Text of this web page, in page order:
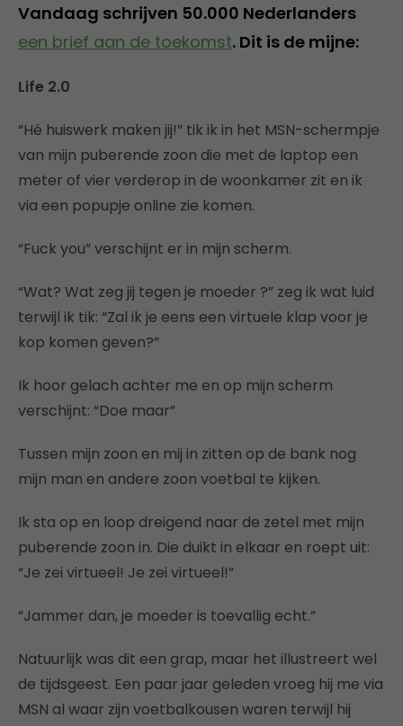
Vandaag schrijven 50.000 Nederlanders
een brief aan de toekomst. Dit is de mijne:
Life 2.0
“Hé huiswerk maken jij!” tik ik in het MSN-schermpje
van mijn puberende zoon die met de laptop een
meter of vier verderop in de woonkamer zit en ik
via een popupje online zie komen.
“Fuck you” verschijnt er in mijn scherm.
“Wat? Wat zeg jij tegen je moeder ?” zeg ik wat luid
terwijl ik tik: “Zal ik je eens een virtuele klap voor je
kop komen geven?”
Ik hoor gelach achter me en op mijn scherm
verschijnt: “Doe maar”
Tussen mijn zoon en mij in zitten op de bank nog
mijn man en andere zoon voetbal te kijken.
Ik sta op en loop dreigend naar de zetel met mijn
puberende zoon in. Die duikt in elkaar en roept uit:
“Je zei virtueel! Je zei virtueel!”
“Jammer dan, je moeder is toevallig echt.”
Natuurlijk was dit een grap, maar het illustreert wel
de tijdsgeest. Een paar jaar geleden vroeg hij me via
MSN al waar zijn voetbalkousen waren terwijl hij